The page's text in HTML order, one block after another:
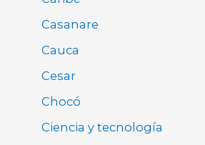
Casanare
Cauca
Cesar
Chocó
Ciencia y tecnología